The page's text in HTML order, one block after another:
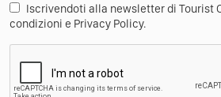
Iscrivendoti alla newsletter di Tourist
condizioni e Privacy Policy.